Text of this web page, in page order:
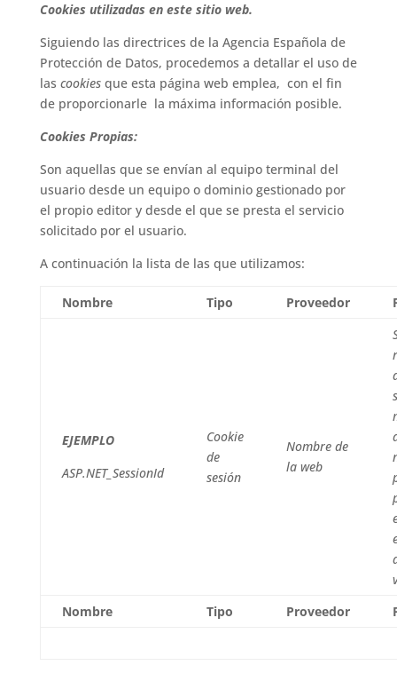
Cookies utilizadas en este sitio web.
Siguiendo las directrices de la Agencia Española de
Protección de Datos, procedemos a detallar el uso de
las cookiesque esta página web emplea, con el fin
de proporcionarle la máxima información posible.
Cookies Propias:
Son aquellas que se envían al equipo terminal del
usuario desde un equipo o dominio gestionado por
el propio editor y desde el que se presta el servicio
solicitado por el usuario.
A continuación la lista de las que utilizamos:
Nombre Tipo Proveedor
EJEMPLO
ASP.NET_SessionId
Cookie
de
sesión
Nombre de
la web
Nombre
Tipo Proveedor